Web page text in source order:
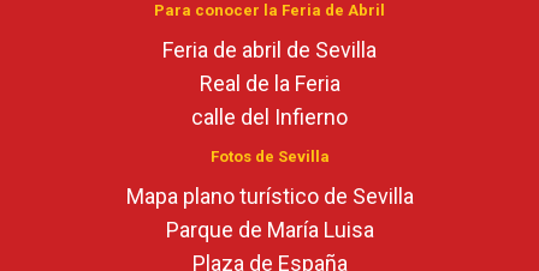
Para conocer la Feria de Abril
Feria de abril de Sevilla
Real de la Feria
calle del Infierno
Fotos de Sevilla
Mapa plano turístico de Sevilla
Parque de María Luisa
Plaza de España